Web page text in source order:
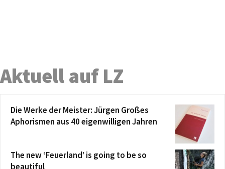
Aktuell auf LZ
Die Werke der Meister: Jürgen Großes
Aphorismen aus 40 eigenwilligen Jahren
The new ‘Feuerland’ is going to be so
beautiful